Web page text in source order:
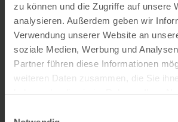
zu können und die Zugriffe auf unsere
analysieren. Außerdem geben wir
Verwendung unserer Website an
soziale Medien, Werbung und
Partner führen diese Informationen
weiteren Daten zusammen, die Sie